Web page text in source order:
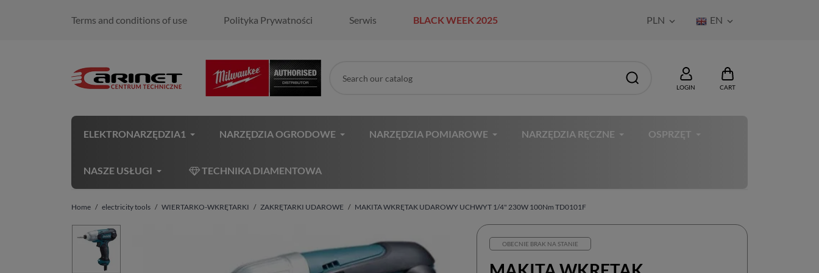
Terms and conditions of use Polityka Prywatności Serwis BLACK WEEK 2025 PLN  EN 
LOGIN CART
ELEKTRONARZĘDZIA1 NARZĘDZIA OGRODOWE NARZĘDZIA POMIAROWE NARZĘDZIA RĘCZNE OSPRZĘT
NASZE USŁUGI TECHNIKA DIAMENTOWA
Home electricity tools WIERTARKO-WKRĘTARKI ZAKRĘTARKI UDAROWE MAKITA WKRĘTAK UDAROWY UCHWYT 1/4" 230W 100Nm TD0101F
OBECNIE BRAK NA STANIE